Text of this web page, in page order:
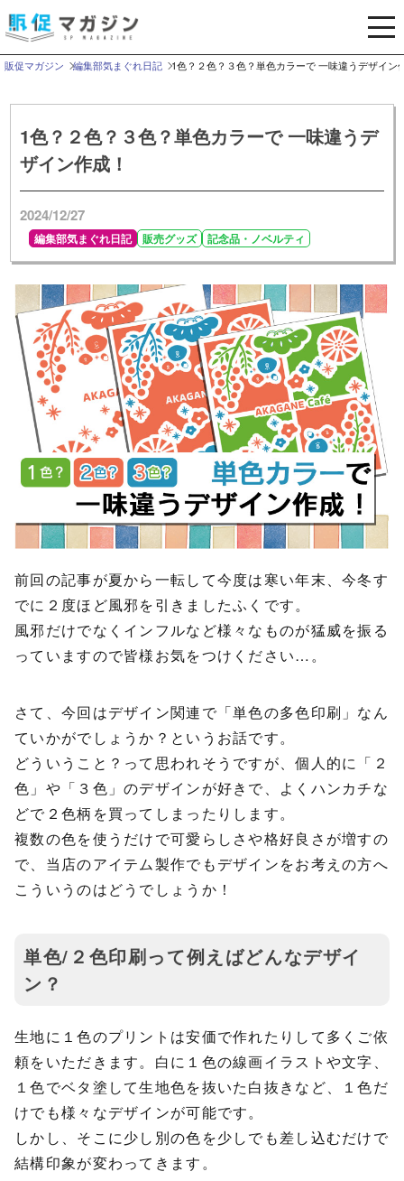
メ
ニ
ュ
ー
く
販促マガジン 編集部気まぐれ日記 1色？２色？３色？単色カラーで 一味違うデザイン
1色？２色？３色？単色カラーで 一味違うデ
ザイン作成！
2024/12/27
編集部気まぐれ日記 販売グッズ 記念品・ノベルティ
前回の記事が夏から一転して今度は寒い年末、今冬す
でに２度ほど風邪を引きましたふくです。
風邪だけでなくインフルなど様々なものが猛威を振る
っていますので皆様お気をつけください…。
さて、今回はデザイン関連で「単色の多色印刷」なん
ていかがでしょうか？というお話です。
どういうこと？って思われそうですが、個人的に「２
色」や「３色」のデザインが好きで、よくハンカチな
どで２色柄を買ってしまったりします。
複数の色を使うだけで可愛らしさや格好良さが増すの
で、当店のアイテム製作でもデザインをお考えの方へ
こういうのはどうでしょうか！
単色/２色印刷って例えばどんなデザイ
ン？
生地に１色のプリントは安価で作れたりして多くご依
頼をいただきます。白に１色の線画イラストや文字、
１色でベタ塗して生地色を抜いた白抜きなど、１色だ
けでも様々なデザインが可能です。
しかし、そこに少し別の色を少しでも差し込むだけで
結構印象が変わってきます。